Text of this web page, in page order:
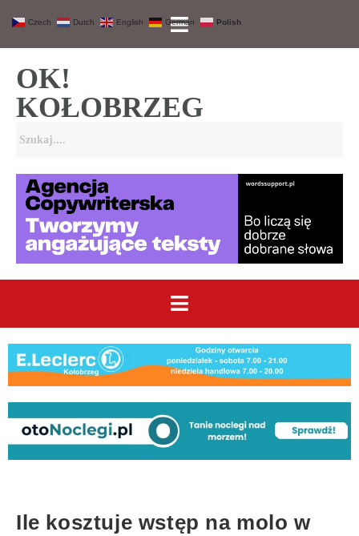
OK!
KOŁOBRZEG
Ile kosztuje wstęp na molo w
Czech Dutch English German Polish